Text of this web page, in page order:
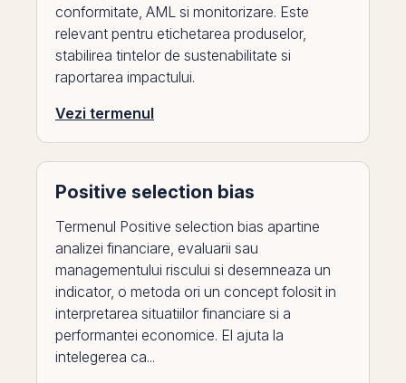
conformitate, AML si monitorizare. Este
relevant pentru etichetarea produselor,
stabilirea tintelor de sustenabilitate si
raportarea impactului.
Vezi termenul
Positive selection bias
Termenul Positive selection bias apartine
analizei financiare, evaluarii sau
managementului riscului si desemneaza un
indicator, o metoda ori un concept folosit in
interpretarea situatiilor financiare si a
performantei economice. El ajuta la
intelegerea ca...